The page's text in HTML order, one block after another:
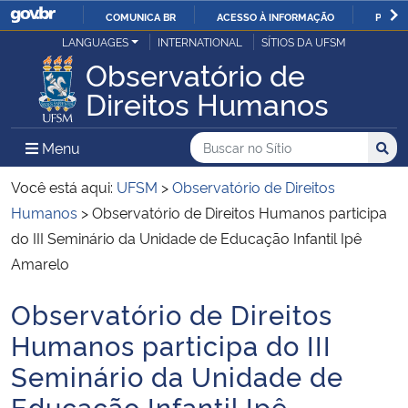
IR
PARA
CONTEÚDO
COMUNICA BR ACESSO À INFORMAÇÃO
Ministério da Justiça e Segurança Pública
Ministério da Defesa
Ministério das Relações Exteriores
Ministério da Economia
Ministério da Agricultura, Pecuária e Abastecimento
Ministério da Educação
LANGUAGES INTERNATIONAL SÍTIOS DA UFSM
Observatório de
Direitos Humanos
Menu Menu Principal do Sítio
Busca
Buscar no no Sítio
Busca:
Você está aqui: UFSM >Observatório de Direitos
Humanos >Observatório de Direitos Humanos participa
do III Seminário da Unidade de Educação Infantil Ipê
Amarelo
Início do conteúdo
Observatório de Direitos
Humanos participa do III
Seminário da Unidade de